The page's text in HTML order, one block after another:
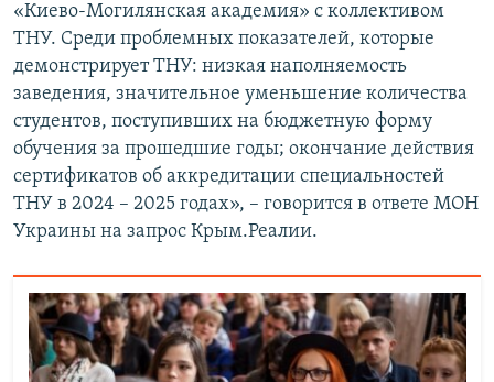
«Киево-Могилянская академия» с коллективом
ТНУ. Среди проблемных показателей, которые
демонстрирует ТНУ: низкая наполняемость
заведения, значительное уменьшение количества
студентов, поступивших на бюджетную форму
обучения за прошедшие годы; окончание действия
сертификатов об аккредитации специальностей
ТНУ в 2024 – 2025 годах», – говорится в ответе МОН
Украины на запрос Крым.Реалии.